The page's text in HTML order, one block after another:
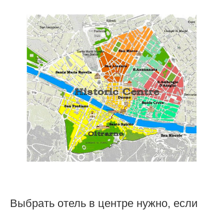
Выбрать отель в центре нужно, если